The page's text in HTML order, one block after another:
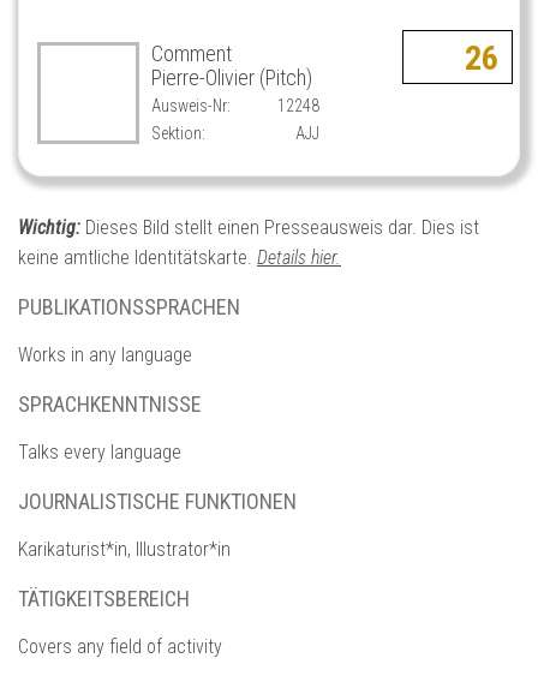
Comment
Pierre-Olivier (Pitch)
Ausweis-Nr:
12248
Sektion:
AJJ
26
Wichtig: Dieses Bild stellt einen Presseausweis dar. Dies ist
keine amtliche Identitätskarte. Details hier.
PUBLIKATIONSSPRACHEN
Works in any language
SPRACHKENNTNISSE
Talks every language
JOURNALISTISCHE FUNKTIONEN
Karikaturist*in, Illustrator*in
TÄTIGKEITSBEREICH
Covers any field of activity